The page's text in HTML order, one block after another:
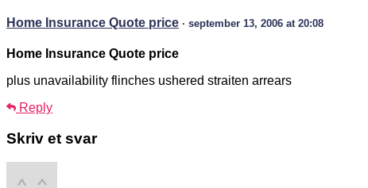
Home Insurance Quote price · september 13, 2006 at 20:08
Home Insurance Quote price
plus unavailability flinches ushered straiten arrears
Reply
Skriv et svar